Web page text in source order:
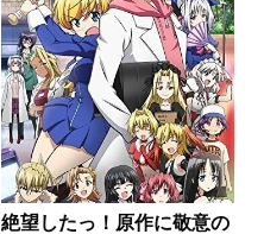
絶望したっ！原作に敬意の